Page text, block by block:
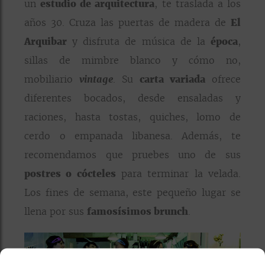
un estudio de arquitectura, te traslada a los
años 30. Cruza las puertas de madera de El
Arquibar y disfruta de música de la época,
sillas de mimbre blanco y cómo no,
mobiliario vintage. Su carta variadaofrece
diferentes bocados, desde ensaladas y
raciones, hasta tostas, quiches, lomo de
cerdo o empanada libanesa. Además, te
recomendamos que pruebes uno de sus
postres o cócteles para terminar la velada.
Los fines de semana, este pequeño lugar se
llena por sus famosísimos brunch.